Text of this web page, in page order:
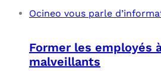
Ocineo vous parle
Former les employés
malveillants